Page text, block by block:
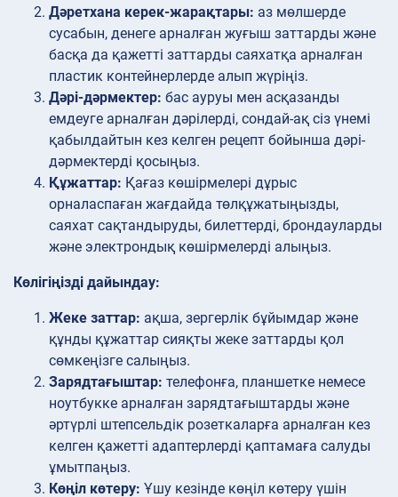
Дәретхана керек-жарақтары: аз мөлшерде
сусабын, денеге арналған жуғыш заттарды және
басқа да қажетті заттарды саяхатқа арналған
пластик контейнерлерде алып жүріңіз.
Дәрі-дәрмектер: бас ауруы мен асқазанды
емдеуге арналған дәрілерді, сондай-ақ сіз үнемі
қабылдайтын кез келген рецепт бойынша дәрі-
дәрмектерді қосыңыз.
Құжаттар: Қағаз көшірмелері дұрыс
орналаспаған жағдайда төлқұжатыңызды,
саяхат сақтандыруды, билеттерді, брондауларды
және электрондық көшірмелерді алыңыз.
Көлігіңізді дайындау:
Жеке заттар: ақша, зергерлік бұйымдар және
құнды құжаттар сияқты жеке заттарды қол
сөмкеңізге салыңыз.
Зарядтағыштар: телефонға, планшетке немесе
ноутбукке арналған зарядтағыштарды және
әртүрлі штепсельдік розеткаларға арналған кез
келген қажетті адаптерлерді қаптамаға салуды
ұмытпаңыз.
Көңіл көтеру: Ұшу кезінде көңіл көтеру үшін